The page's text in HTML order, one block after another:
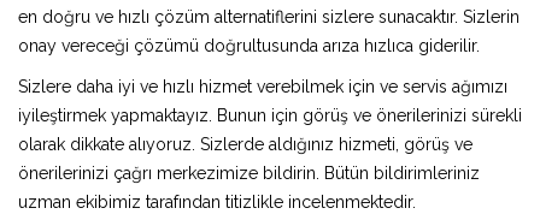
en doğru ve hızlı çözüm alternatiflerini sizlere sunacaktır. Sizlerin
onay vereceği çözümü doğrultusunda arıza hızlıca giderilir.
Sizlere daha iyi ve hızlı hizmet verebilmek için ve servis ağımızı
iyileştirmek yapmaktayız. Bunun için görüş ve önerilerinizi sürekli
olarak dikkate alıyoruz. Sizlerde aldığınız hizmeti, görüş ve
önerilerinizi çağrı merkezimize bildirin. Bütün bildirimleriniz
uzman ekibimiz tarafından titizlikle incelenmektedir.